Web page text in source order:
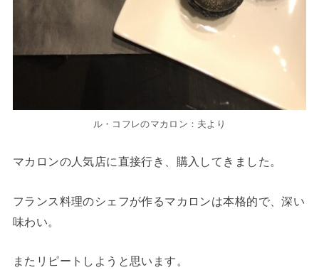
ル・コフレのマカロン：夫より
マカロンの人気店に直接行き、購入してきました。
フランス料理のシェフが作るマカロンは本格的で、深い
味わい。
またリピートしようと思います。